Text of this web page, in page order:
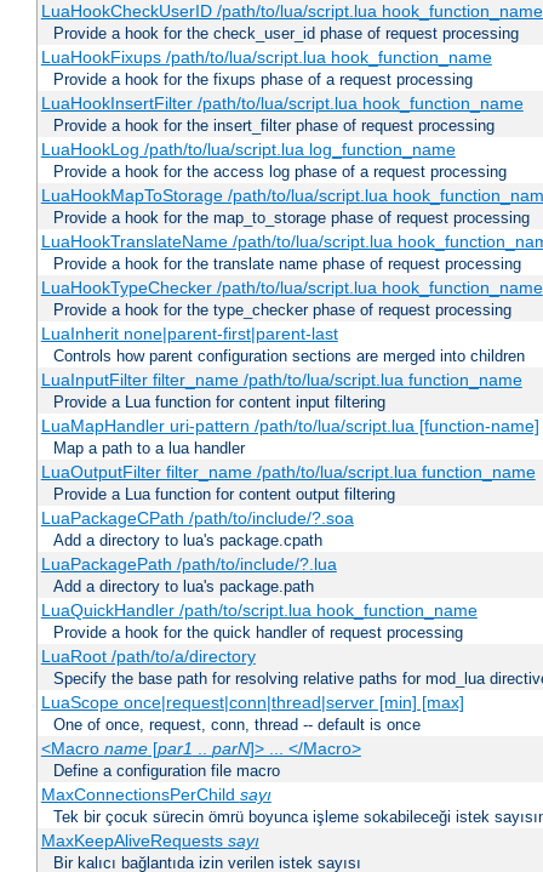
LuaHookCheckUserID /path/to/lua/script.lua
Provide a hook for the check_user_id phase of request processing
LuaHookFixups /path/to/lua/script.lua hook_function_name
Provide a hook for the fixups phase of a request processing
LuaHookInsertFilter /path/to/lua/script.lua hook_function_name
Provide a hook for the insert_filter phase of request processing
LuaHookLog /path/to/lua/script.lua log_function_name
Provide a hook for the access log phase of a request processing
LuaHookMapToStorage /path/to/lua/script.lua
Provide a hook for the map_to_storage phase of request processing
LuaHookTranslateName /path/to/lua/script.lua
Provide a hook for the translate name phase of request processing
LuaHookTypeChecker /path/to/lua/script.lua hook_function_name
Provide a hook for the type_checker phase of request processing
LuaInherit none|parent-first|parent-last
Controls how parent configuration sections are merged into children
LuaInputFilter filter_name /path/to/lua/script.lua function_name
Provide a Lua function for content input filtering
LuaMapHandler uri-pattern /path/to/lua/script.lua [function-name]
Map a path to a lua handler
LuaOutputFilter filter_name /path/to/lua/script.lua function_name
Provide a Lua function for content output filtering
LuaPackageCPath /path/to/include/?.soa
Add a directory to lua's package.cpath
LuaPackagePath /path/to/include/?.lua
Add a directory to lua's package.path
LuaQuickHandler /path/to/script.lua hook_function_name
Provide a hook for the quick handler of request processing
LuaRoot /path/to/a/directory
Specify the base path for resolving relative paths for mod_lua
LuaScope once|request|conn|thread|server [min] [max]
One of once, request, conn, thread -- default is once
<Macro name[par1 .. parN]> ... </Macro>
Define a configuration file macro
MaxConnectionsPerChild sayı
Tek bir çocuk sürecin ömrü boyunca işleme sokabileceği istek
MaxKeepAliveRequests sayı
Bir kalıcı bağlantıda izin verilen istek sayısı